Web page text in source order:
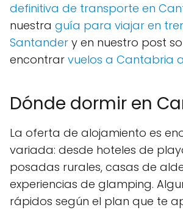
definitiva de transporte en
nuestra guía para viajar en
Santander y en nuestro post
encontrar vuelos a Cantabria
Dónde dormir en
La oferta de alojamiento es
variada: desde hoteles de
posadas rurales, casas de
experiencias de glamping.
rápidos según el plan que te